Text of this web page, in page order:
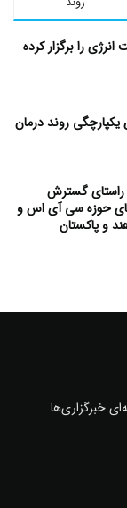
را برگزار کرده
یکپارچگی روند درمان
راستای گسترش
حوزه سی آی اس و
و پاکستان
خبرگزاری‌ها